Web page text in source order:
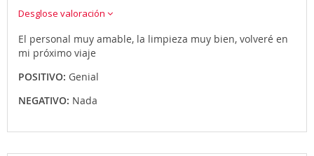
Desglose valoración
El personal muy amable, la limpieza muy bien, volveré en
mi próximo viaje
POSITIVO: Genial
NEGATIVO: Nada